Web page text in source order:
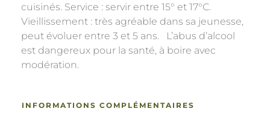
cuisinés. Service : servir entre 15° et 17°C.
Vieillissement : très agréable dans sa jeunesse,
peut évoluer entre 3 et 5 ans. L’abus d’alcool
est dangereux pour la santé, à boire avec
modération.
INFORMATIONS COMPLÉMENTAIRES